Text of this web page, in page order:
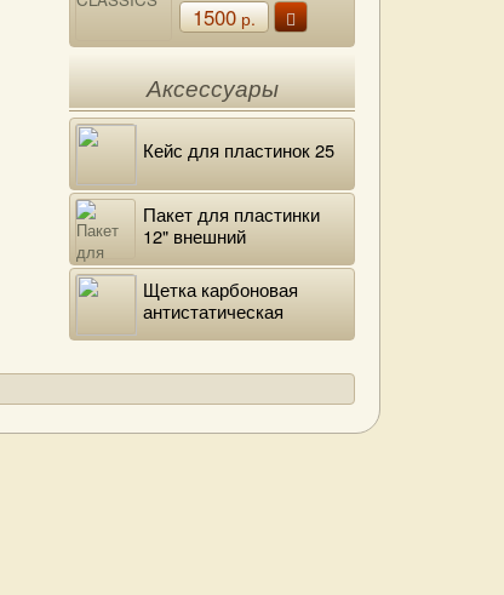
1500р.
Аксессуары
Кейс для пластинок 25
Пакет для пластинки
12" внешний
Щетка карбоновая
антистатическая